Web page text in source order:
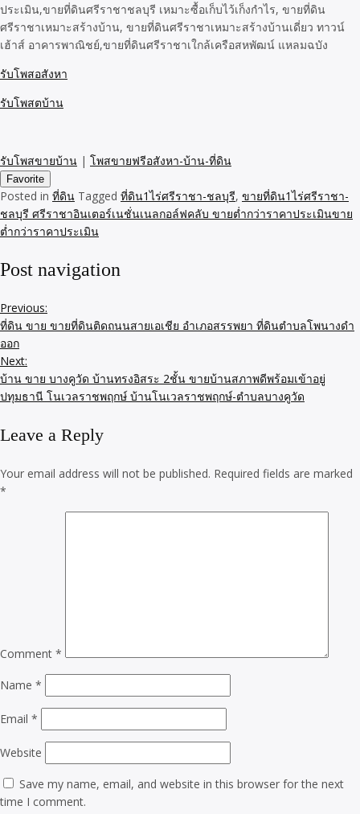
ประเมิน,ขายที่ดินศรีราชาชลบุรี เหมาะซื้อเก็บไว้เก็งกำไร, ขายที่ดิน
ศรีราชาเหมาะสร้างบ้าน, ขายที่ดินศรีราชาเหมาะสร้างบ้านเดี่ยว ทาวน์
เฮ้าส์ อาคารพาณิชย์,ขายที่ดินศรีราชาเใกล้เครือสหพัฒน์ แหลมฉบัง
รับโพสอสังหา
รับโพสตบ้าน
รับโพสขายบ้าน | โพสขายฟรีอสังหา-บ้าน-ที่ดิน
Favorite
Posted in ที่ดิน Tagged ที่ดิน1ไร่ศรีราชา-ชลบุรี, ขายที่ดิน1ไร่ศรีราชา-
ชลบุรี ศรีราชาอินเตอร์เนชั่นเนลกอล์ฟคลับ ขายต่ำกว่าราคาประเมินขาย
ต่ำกว่าราคาประเมิน
Post navigation
Previous:
ที่ดิน ขาย ขายที่ดินติดถนนสายเอเชีย อำเภอสรรพยา ที่ดินตำบลโพนางดำ
ออก
Next:
บ้าน ขาย บางคูวัด บ้านทรงอิสระ 2ชั้น ขายบ้านสภาพดีพร้อมเข้าอยู่
ปทุมธานี โนเวลราชพฤกษ์ บ้านโนเวลราชพฤกษ์-ตำบลบางคูวัด
Leave a Reply
Your email address will not be published. Required fields are marked
*
Comment *
Name *
Email *
Website
Save my name, email, and website in this browser for the next
time I comment.